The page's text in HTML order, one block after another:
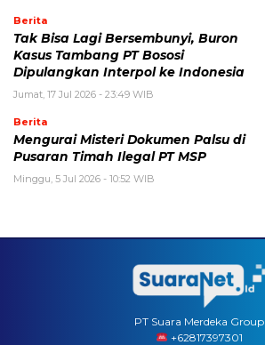
Berita
Tak Bisa Lagi Bersembunyi, Buron
Kasus Tambang PT Bososi
Dipulangkan Interpol ke Indonesia
Jumat, 17 Jul 2026 - 23:49 WIB
Berita
Mengurai Misteri Dokumen Palsu di
Pusaran Timah Ilegal PT MSP
Minggu, 5 Jul 2026 - 10:52 WIB
PT Suara Merdeka Group
‪+62817397301